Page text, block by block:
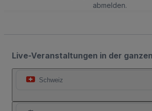
abmelden.
Live-Veranstaltungen in der
Schweiz